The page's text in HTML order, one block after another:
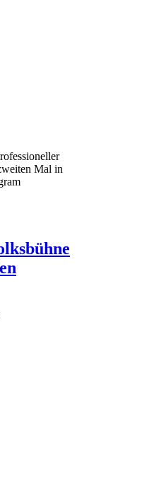
Mal in